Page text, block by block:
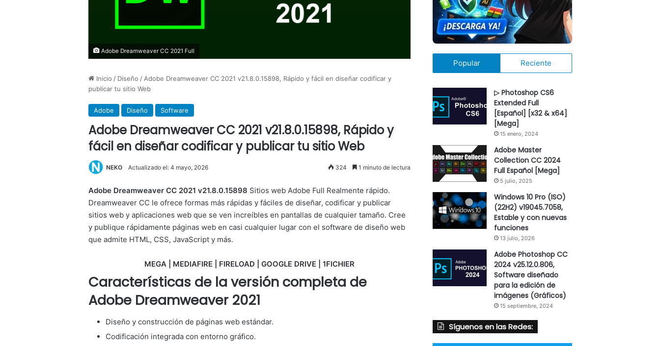
Adobe Dreamweaver CC 2021 Full
Inicio / Diseño / Adobe Dreamweaver CC 2021 v21.8.0.15898, Rápido y fácil en diseñar codificar y
publicar tu sitio Web
Adobe Diseño Software
Adobe Dreamweaver CC 2021 v21.8.0.15898, Rápido y
fácil en diseñar codificar y publicar tu sitio Web
NEKO Actualizado el: 4 mayo, 2026 324 1 minuto de lectura
Adobe Dreamweaver CC 2021 v21.8.0.15898 Sitios web Adobe Full Realmente rápido.
Dreamweaver CC le ofrece formas más rápidas y fáciles de diseñar, codificar y publicar
sitios web y aplicaciones web que se ven increíbles en pantallas de cualquier tamaño. Cree
y publique rápidamente páginas web en casi cualquier lugar con el software de diseño web
que admite HTML, CSS, JavaScript y más.
MEGA | MEDIAFIRE | FIRELOAD | GOOGLE DRIVE | 1FICHIER
Características de la versión completa de
Adobe Dreamweaver 2021
Diseño y construcción de páginas web estándar.
Codificación integrada con entorno gráfico.
Popular Reciente
▷ Photoshop CS6
Extended Full
[Español] [x32 & x64]
[Mega]
15 enero, 2024
Adobe Master
Collection CC 2024
Full Español [Mega]
5 julio, 2025
Windows 10 Pro (ISO)
(22H2) v19045.7058,
Estable y con nuevas
funciones
13 julio, 2026
Adobe Photoshop CC
2024 v25.12.0.806,
Software diseñado
para la edición de
imágenes (Gráficos)
15 septiembre, 2024
Síguenos en las Redes: